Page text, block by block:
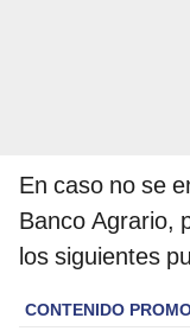
En caso no se
Banco Agrario,
los siguientes